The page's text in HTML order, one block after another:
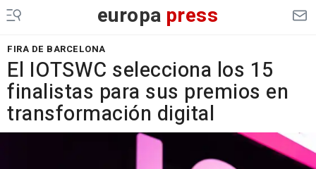
europa press
FIRA DE BARCELONA
El IOTSWC selecciona los 15
finalistas para sus premios en
transformación digital